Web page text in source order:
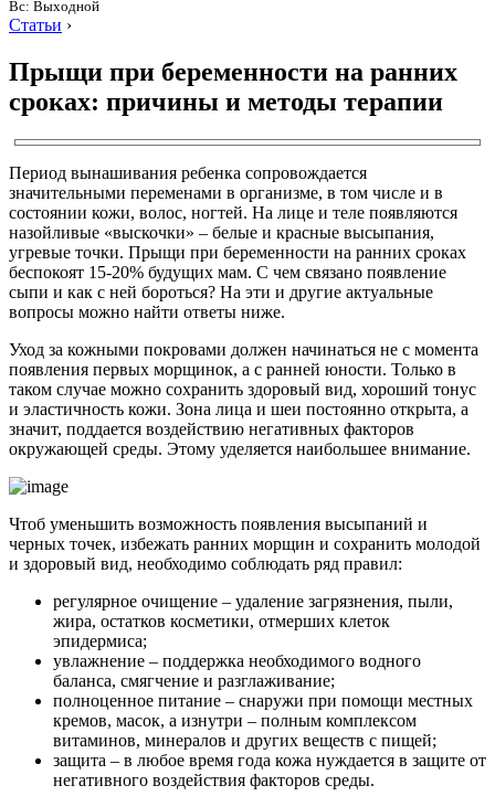
Вс: Выходной
Статьи ›
Прыщи при беременности на ранних
сроках: причины и методы терапии
Период вынашивания ребенка сопровождается
значительными переменами в организме, в том числе и в
состоянии кожи, волос, ногтей. На лице и теле появляются
назойливые «выскочки» – белые и красные высыпания,
угревые точки. Прыщи при беременности на ранних сроках
беспокоят 15-20% будущих мам. С чем связано появление
сыпи и как с ней бороться? На эти и другие актуальные
вопросы можно найти ответы ниже.
Уход за кожными покровами должен начинаться не с момента
появления первых морщинок, а с ранней юности. Только в
таком случае можно сохранить здоровый вид, хороший тонус
и эластичность кожи. Зона лица и шеи постоянно открыта, а
значит, поддается воздействию негативных факторов
окружающей среды. Этому уделяется наибольшее внимание.
Чтоб уменьшить возможность появления высыпаний и
черных точек, избежать ранних морщин и сохранить молодой
и здоровый вид, необходимо соблюдать ряд правил:
регулярное очищение – удаление загрязнения, пыли,
жира, остатков косметики, отмерших клеток
эпидермиса;
увлажнение – поддержка необходимого водного
баланса, смягчение и разглаживание;
полноценное питание – снаружи при помощи местных
кремов, масок, а изнутри – полным комплексом
витаминов, минералов и других веществ с пищей;
защита – в любое время года кожа нуждается в защите от
негативного воздействия факторов среды.